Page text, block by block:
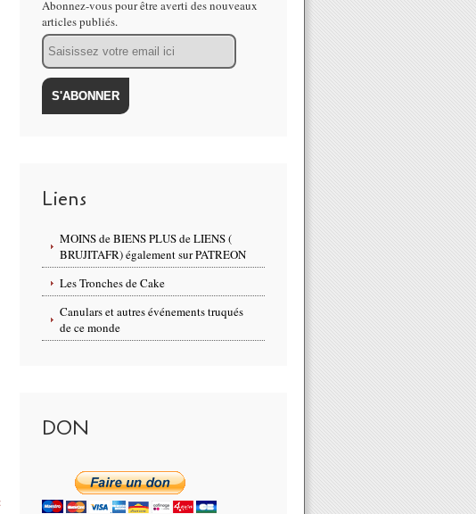
Abonnez-vous pour être averti des nouveaux
articles publiés.
Email
Liens
MOINS de BIENS PLUS de LIENS (
BRUJITAFR) également sur PATREON
Les Tronches de Cake
Canulars et autres événements truqués
de ce monde
DON